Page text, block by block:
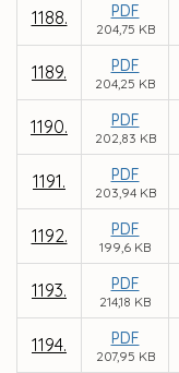
1188. PDF
204,75 KB
1189. PDF
204,25 KB
1190. PDF
202,83 KB
1191. PDF
203,94 KB
1192. PDF
199,6 KB
1193. PDF
214,18 KB
1194. PDF
207,95 KB